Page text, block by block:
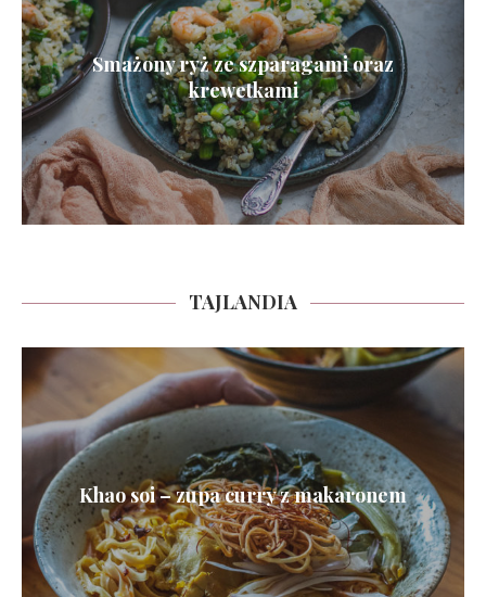
Smażony ryż ze szparagami oraz
krewetkami
TAJLANDIA
Khao soi – zupa curry z makaronem